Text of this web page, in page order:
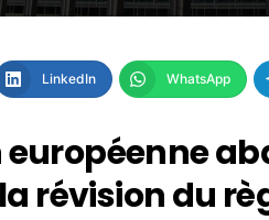
LinkedIn WhatsApp
européenne
révision du